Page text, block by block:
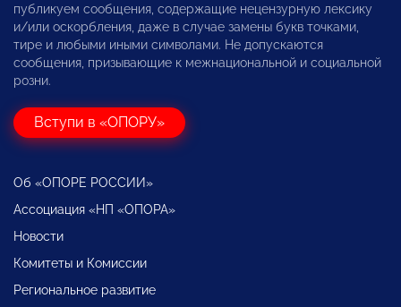
публикуем сообщения, содержащие нецензурную лексику
и/или оскорбления, даже в случае замены букв точками,
тире и любыми иными символами. Не допускаются
сообщения, призывающие к межнациональной и социальной
розни.
Вступи в «ОПОРУ»
Об «ОПОРЕ РОССИИ»
Ассоциация «НП «ОПОРА»
Новости
Комитеты и Комиссии
Региональное развитие